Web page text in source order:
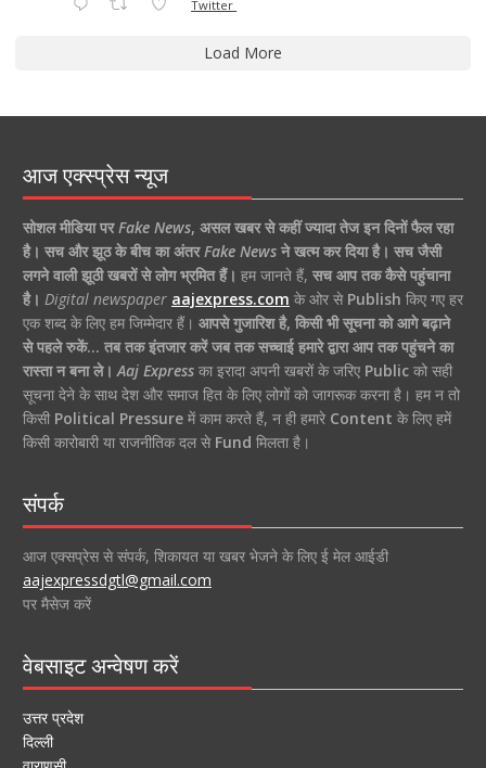
Twitter
Load More
आज एक्स्प्रेस न्यूज
सोशल मीडिया परFake News, असल खबर से कहीं ज्यादा तेज इन दिनों फैल रहा
है। सच और झूठ के बीच का अंतरFake Newsने खत्म कर दिया है। सच जैसी
लगने वाली झूठी खबरों से लोग भ्रमित हैं। हम जानते हैं, सच आप तक कैसे पहुंचाना
है। Digital newspaper aajexpress.com के ओर से Publish किए गए हर
एक शब्द के लिए हम जिम्मेदार हैं। आपसे गुजारिश है, किसी भी सूचना को आगे बढ़ाने
से पहले रुकें… तब तक इंतजार करें जब तक सच्चाई हमारे द्वारा आप तक पहुंचने का
रास्ता न बना ले। Aaj Expressका इरादा अपनी खबरों के जरिए Publicको सही
सूचना देने के साथ देश और समाज हित के लिए लोगों को जागरूक करना है। हम न तो
किसी Political Pressureमें काम करते हैं, न ही हमारे Content के लिए हमें
किसी कारोबारी या राजनीतिक दल से Fund मिलता है।
संपर्क
आज एक्सप्रेस से संपर्क, शिकायत या खबर भेजने के लिए ई मेल आईडी
aajexpressdgtl@gmail.com
पर मैसेज करें
वेबसाइट अन्वेषण करें
उत्तर प्रदेश
दिल्ली